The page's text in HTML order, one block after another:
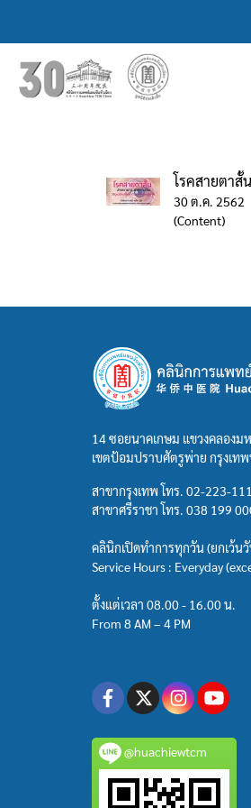
โรคสายตาสั้
30 ต.ค. 2562
(Content)
14 ซอยนาคเกษม แขวงคลองม
เขตป้อมปราบศัตรูพ่าย กรุงเท
สาขากรุงเทพ โทร. 02-223-
สาขาศรีราชา โทร. 038 199
คลินิกเปิดทำการทุกวัน (ยกเว้
Service Hours : Everyday
ตั้งแต่เวลา 08.00 - 16.00 น.
From 8 AM – 4 PM
@huachiewtcm